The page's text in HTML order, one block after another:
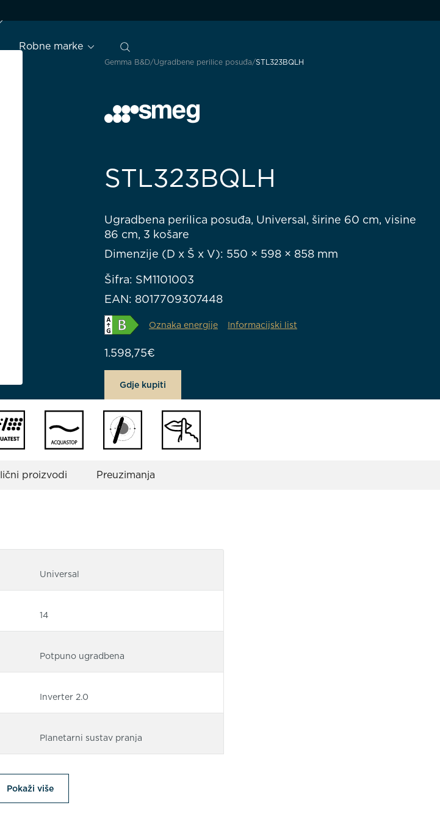
Robne marke
Gemma B&D Ugradbene perilice posuđa STL323BQLH
STL323BQLH
Ugradbena perilica posuđa, Universal, širine 60 cm, visine
86 cm, 3 košare
Dimenzije (D x Š x V): 550 × 598 × 858 mm
Šifra: SM1101003
EAN: 8017709307448
Oznaka energije Informacijski list
1.598,75€
Gdje kupiti
proizvodi Preuzimanja
Universal
14
Potpuno ugradbena
Inverter 2.0
Planetarni sustav pranja
Pokaži više